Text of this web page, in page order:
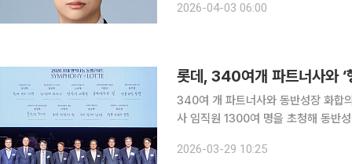
말은 없다. 즉, 누군가와 근로계
2026-04-03 06:00
롯데, 340여개 파트너사와 ‘
340여 개 파트너사와 동반성장 화합의 장클
사 임직원 1300여 명을 초청해 동반
29일 밝혔다. 올해로 4회째를 맞은
2026-03-29 10:25